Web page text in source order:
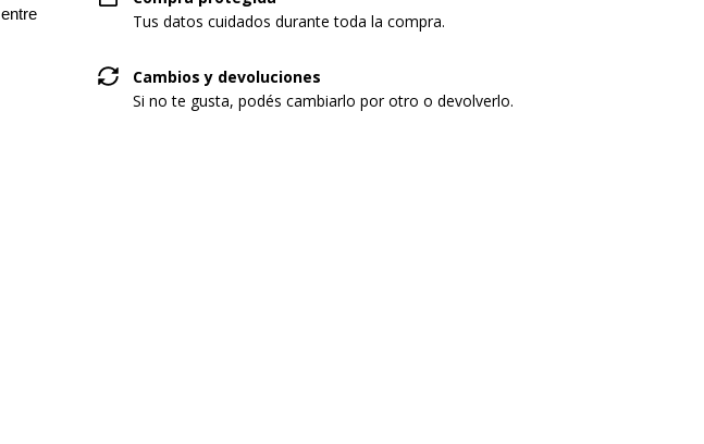
Tus datos cuidados durante toda la compra.
Cambios y devoluciones
Si no te gusta, podés cambiarlo por otro o devolverlo.